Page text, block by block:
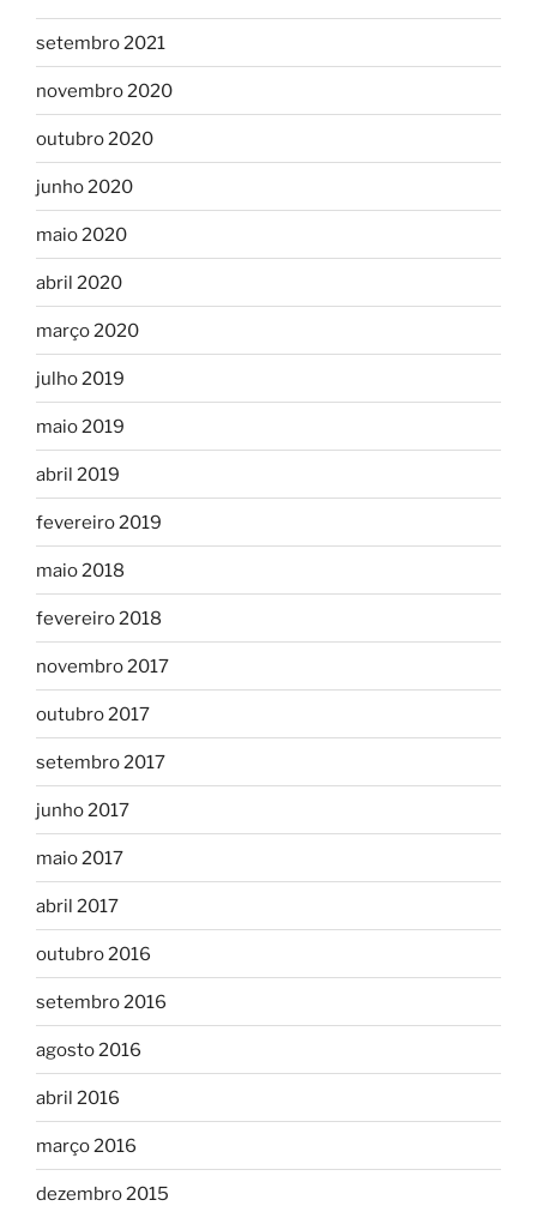
setembro 2021
novembro 2020
outubro 2020
junho 2020
maio 2020
abril 2020
março 2020
julho 2019
maio 2019
abril 2019
fevereiro 2019
maio 2018
fevereiro 2018
novembro 2017
outubro 2017
setembro 2017
junho 2017
maio 2017
abril 2017
outubro 2016
setembro 2016
agosto 2016
abril 2016
março 2016
dezembro 2015